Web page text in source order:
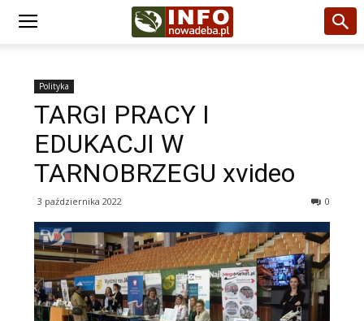
Polityka
TARGI PRACY I
EDUKACJI W
TARNOBRZEGU xvideo
3 października 2022 0